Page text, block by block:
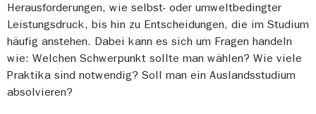
Herausforderungen, wie selbst- oder umweltbedingter
Leistungsdruck, bis hin zu Entscheidungen, die im Studium
häufig anstehen. Dabei kann es sich um Fragen handeln
wie: Welchen Schwerpunkt sollte man wählen? Wie viele
Praktika sind notwendig? Soll man ein Auslandsstudium
absolvieren?